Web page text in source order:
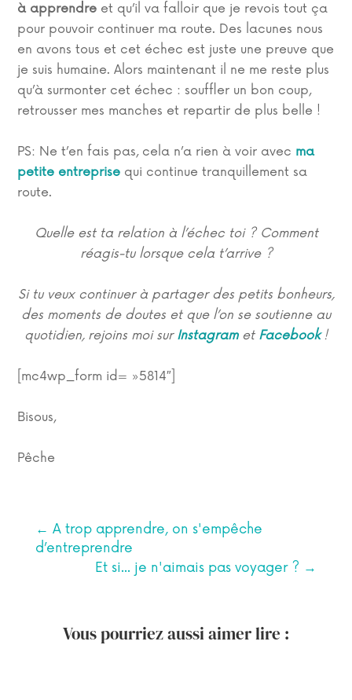
à apprendre et qu’il va falloir que je revois tout ça
pour pouvoir continuer ma route. Des lacunes nous
en avons tous et cet échec est juste une preuve que
je suis humaine. Alors maintenant il ne me reste plus
qu’à surmonter cet échec : souffler un bon coup,
retrousser mes manches et repartir de plus belle !
PS: Ne t’en fais pas, cela n’a rien à voir avec ma
petite entreprise qui continue tranquillement sa
route.
Quelle est ta relation à l’échec toi ? Comment
réagis-tu lorsque cela t’arrive ?
Si tu veux continuer à partager des petits bonheurs,
des moments de doutes et que l’on se soutienne au
quotidien, rejoins moi sur Instagramet Facebook!
[mc4wp_form id= »5814″]
Bisous,
Pêche
← A trop apprendre, on s'empêche
d’entreprendre
Et si... je n'aimais pas voyager ? →
Vous pourriez aussi aimer lire :